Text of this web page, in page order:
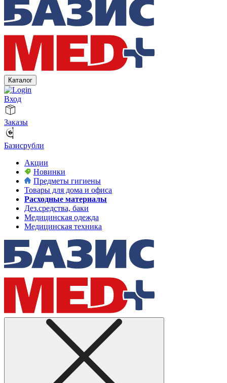
Каталог
Вход
Заказы
Базисрубли
Акции
Новинки
Предметы гигиены
Товары для дома и офиса
Расходные материалы
Дез.средства, баки
Медицинская одежда
Медицинская техника